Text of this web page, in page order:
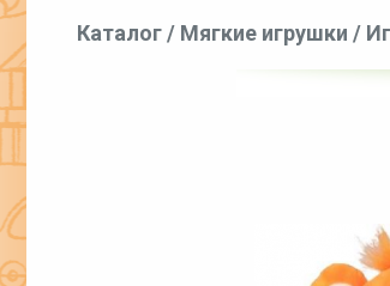
Каталог/ Мягкие игрушки /